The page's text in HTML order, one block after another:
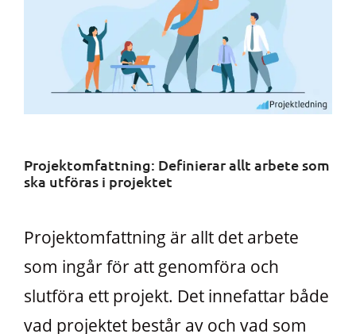
Projektomfattning: Definierar allt arbete som
ska utföras i projektet
Projektomfattning är allt det arbete
som ingår för att genomföra och
slutföra ett projekt. Det innefattar både
vad projektet består av och vad som